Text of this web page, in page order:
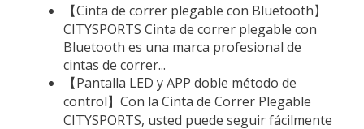
【Cinta de correr plegable con Bluetooth】
CITYSPORTS Cinta de correr plegable con
Bluetooth es una marca profesional de
cintas de correr...
【Pantalla LED y APP doble método de
control】Con la Cinta de Correr Plegable
CITYSPORTS, usted puede seguir fácilmente